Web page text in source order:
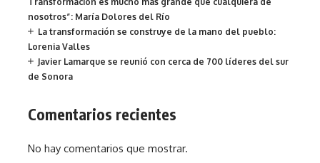
nosotros”: María Dolores del Río
La transformación se construye de la mano del pueblo:
Lorenia Valles
Javier Lamarque se reunió con cerca de 700 líderes del sur
de Sonora
Comentarios recientes
No hay comentarios que mostrar.